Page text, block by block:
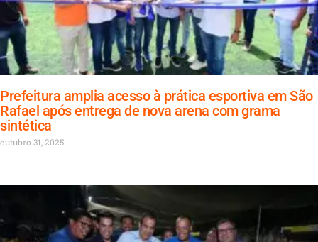
Prefeitura amplia acesso à prática esportiva em São
Rafael após entrega de nova arena com grama
sintética
outubro 31, 2025